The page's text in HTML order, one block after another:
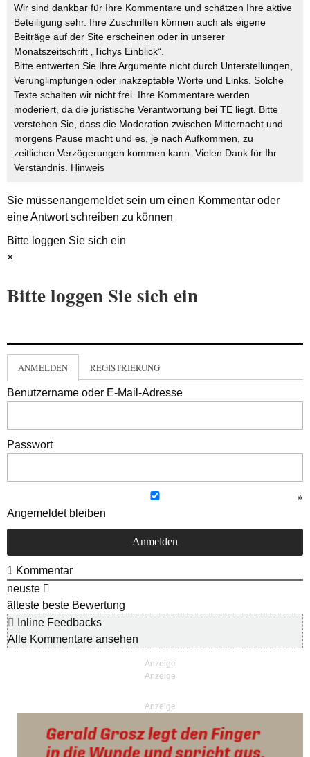
Wir sind dankbar für Ihre Kommentare und schätzen Ihre aktive
Beteiligung sehr. Ihre Zuschriften können auch als eigene
Beiträge auf der Site erscheinen oder in unserer
Monatszeitschrift „Tichys Einblick“.
Bitte entwerten Sie Ihre Argumente nicht durch Unterstellungen,
Verunglimpfungen oder inakzeptable Worte und Links. Solche
Texte schalten wir nicht frei. Ihre Kommentare werden
moderiert, da die juristische Verantwortung bei TE liegt. Bitte
verstehen Sie, dass die Moderation zwischen Mitternacht und
morgens Pause macht und es, je nach Aufkommen, zu
zeitlichen Verzögerungen kommen kann. Vielen Dank für Ihr
Verständnis. Hinweis
Sie müssenangemeldetsein um einen Kommentar oder
eine Antwort schreiben zu können
Bitte loggen Sie sich ein
×
Bitte loggen Sie sich ein
ANMELDEN REGISTRIERUNG
Benutzername oder E-Mail-Adresse
Passwort
Angemeldet bleiben
1 Kommentar
neuste
älteste beste Bewertung
Inline Feedbacks
Alle Kommentare ansehen
Anzeige